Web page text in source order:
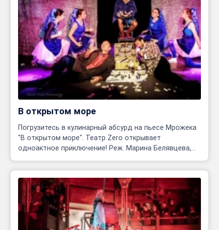
В открытом море
Погрузитесь в кулинарный абсурд на пьесе Мрожека
"В открытом море". Театр Zero открывает
одноактное приключение! Реж. Марина Белявцева,